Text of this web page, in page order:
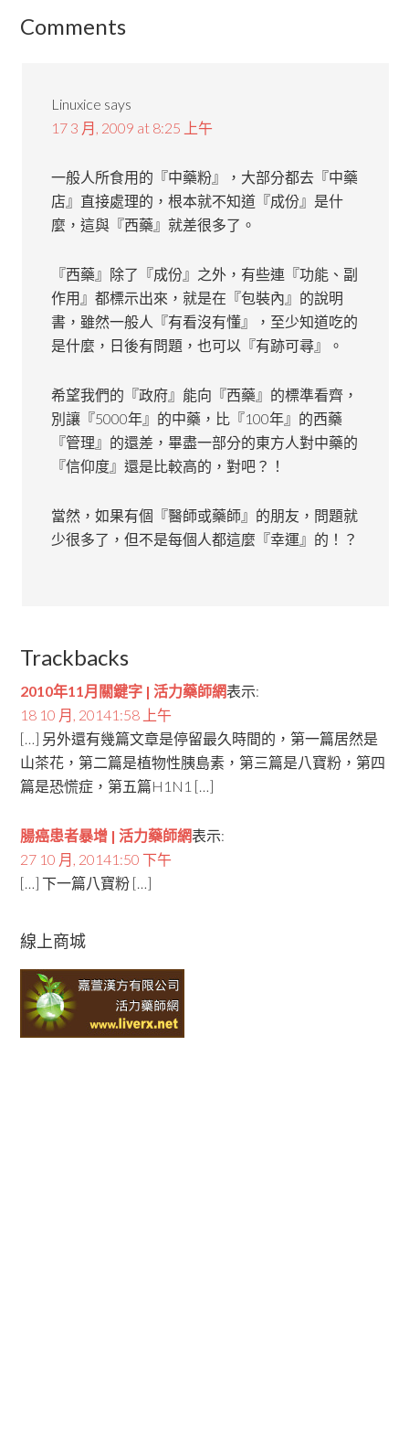
Comments
Linuxice says
17 3 月, 2009 at 8:25 上午
一般人所食用的『中藥粉』，大部分都去『中藥
店』直接處理的，根本就不知道『成份』是什
麼，這與『西藥』就差很多了。
『西藥』除了『成份』之外，有些連『功能、副
作用』都標示出來，就是在『包裝內』的說明
書，雖然一般人『有看沒有懂』，至少知道吃的
是什麼，日後有問題，也可以『有跡可尋』。
希望我們的『政府』能向『西藥』的標準看齊，
別讓『5000年』的中藥，比『100年』的西藥
『管理』的還差，畢盡一部分的東方人對中藥的
『信仰度』還是比較高的，對吧？！
當然，如果有個『醫師或藥師』的朋友，問題就
少很多了，但不是每個人都這麼『幸運』的！？
Trackbacks
2010年11月關鍵字 | 活力藥師網表示:
18 10 月, 20141:58 上午
[…] 另外還有幾篇文章是停留最久時間的，第一篇居然是
山茶花，第二篇是植物性胰島素，第三篇是八寶粉，第四
篇是恐慌症，第五篇H1N1 […]
腸癌患者暴增 | 活力藥師網表示:
27 10 月, 20141:50 下午
[…] 下一篇八寶粉 […]
線上商城